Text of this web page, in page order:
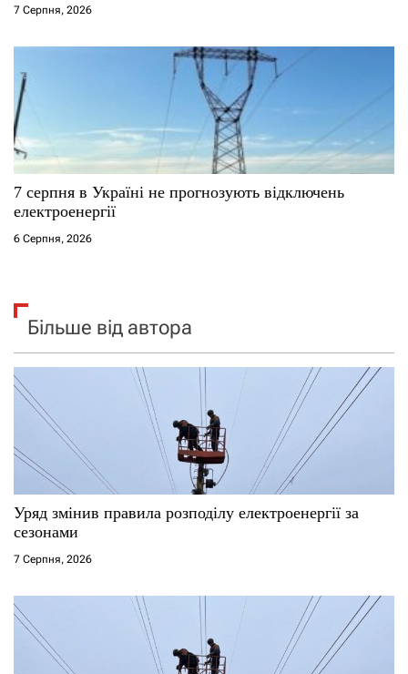
7 Серпня, 2026
7 серпня в Україні не прогнозують відключень
електроенергії
6 Серпня, 2026
Більше від автора
Уряд змінив правила розподілу електроенергії за
сезонами
7 Серпня, 2026